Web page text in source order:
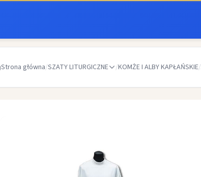
Strona główna/SZATY LITURGICZNE /KOMŻE I ALBY KAPŁAŃSKIE/